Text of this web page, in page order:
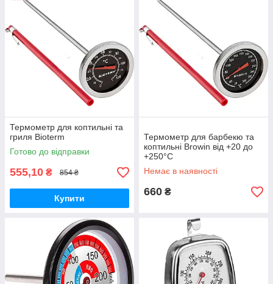
Термометр для коптильні та
гриля Bioterm
Готово до відправки
555,10 ₴ 854 ₴
Купити
Термометр для барбекю та
коптильні Browin від +20 до
+250°C
Немає в наявності
660 ₴